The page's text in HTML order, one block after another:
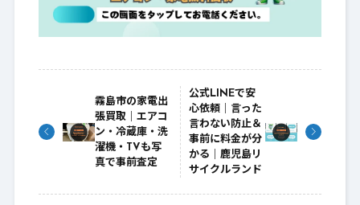
霧島市の家電出
張買取｜エアコ
ン・冷蔵庫・洗
濯機・TVも写
真で事前査定
公式LINEで安
心依頼｜言った
言わない防止＆
事前に料金が分
かる｜鹿児島リ
サイクルランド